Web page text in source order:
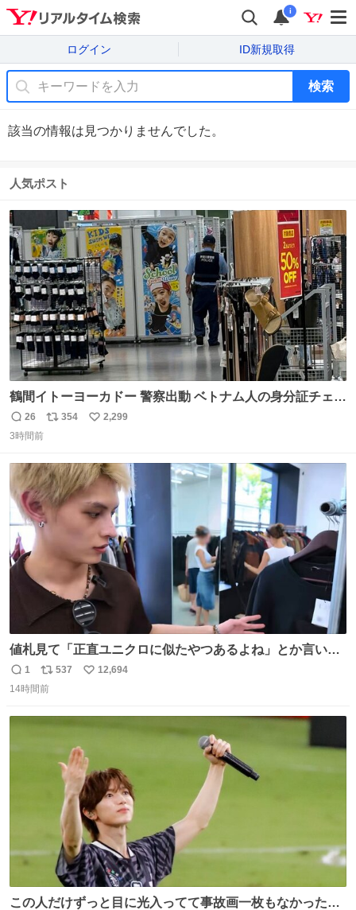
i
ログイン ID新規取得
検索
該当の情報は見つかりませんでした。
人気ポスト
鶴間イトーヨーカドー 警察出動 ベトナム人の身分証チェッ
クを開店前に実施、店内まで見張りにきてます。不法滞在
者は覚悟してお越しください。
返
信
26
リ
ト
数
354
い
数
2,299
3時間前
値札見て「正直ユニクロに似たやつあるよね」とか言い出
すの好きすぎるWWWWWWWWWWWWW こちら側と同じ
感覚助かる🙂‍↕️🙂‍↕️🙂‍↕️
返
信
1
リ
ポ
ト
537
い
数
12,694
14時間前
この人だけずっと目に光入ってて事故画一枚もなかったす